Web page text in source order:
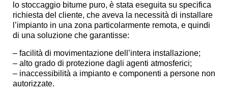
lo stoccaggio bitume puro, è stata eseguita su specifica
richiesta del cliente, che aveva la necessità di installare
l’impianto in una zona particolarmente remota, e quindi
di una soluzione che garantisse:
– facilità di movimentazione dell’intera installazione;
– alto grado di protezione dagli agenti atmosferici;
– inaccessibilità a impianto e componenti a persone non
autorizzate.